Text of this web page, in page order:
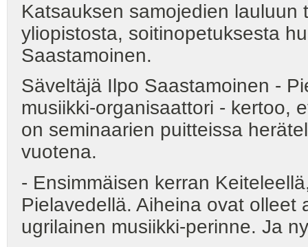
Katsauksen samojedien
yliopistosta, soitinopetuksesta
Saastamoinen.
Säveltäjä Ilpo Saastamoinen -
musiikki-organisaattori - kertoo,
on seminaarien puitteissa
vuotena.
- Ensimmäisen kerran
Pielavedellä. Aiheina ovat olleet
ugrilainen musiikki-perinne. Ja